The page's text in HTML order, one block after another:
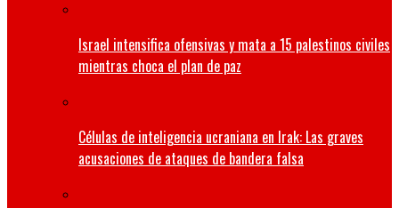
Israel intensifica ofensivas y mata a 15 palestinos civiles
mientras choca el plan de paz
Células de inteligencia ucraniana en Irak: Las graves
acusaciones de ataques de bandera falsa